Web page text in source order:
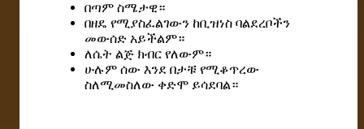
በጣም ስሜታዊ።
በዘዴ የሚያስፈልገውን ከቢዝነስ ባልደረቦችን
መውሰድ አይችልም።
ለሴት ልጅ ክብር የለውም።
ሁሉም ሰው እንደ በታቹ የሚቆጥረው
ስለሚመስለው ቀድሞ ይሳደባል።